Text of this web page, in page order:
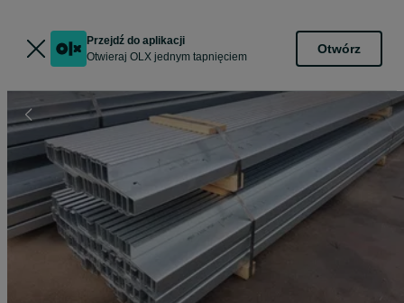
Przejdź do aplikacji
Otwieraj OLX jednym tapnięciem
Otwórz